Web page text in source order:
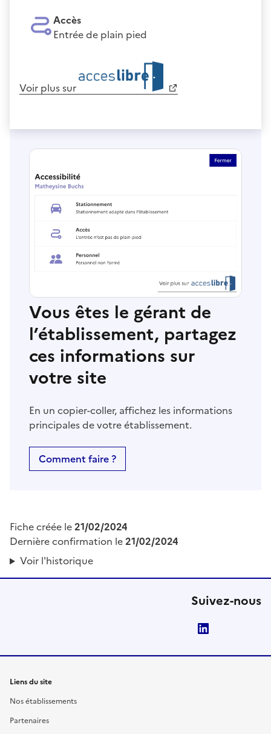
Accès
Entrée de plain pied
Voir plus sur
Vous êtes le gérant de
l’établissement, partagez
ces informations sur
votre site
En un copier-coller, affichez les informations
principales de votre établissement.
Comment faire ?
Fiche créée le21/02/2024
Dernière confirmation le21/02/2024
Voir l'historique
Suivez-nous
Liens du site
Nos établissements
Partenaires